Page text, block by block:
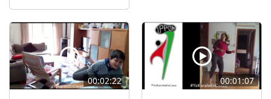
00:02:22 00:01:07